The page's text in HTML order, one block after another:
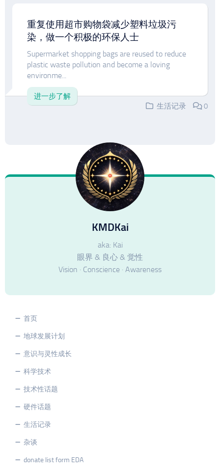
重复使用超市购物袋减少塑料垃圾污
染，做一个积极的环保人士
Supermarket shopping bags are reused to reduce
plastic waste pollution and become a loving
environme...
进一步了解
生活记录
0
KMDKai
aka: Kai
眼界 & 良心 & 觉性
Vision · Conscience · Awareness
首页
地球发展计划
意识与灵性成长
科学技术
技术性话题
硬件话题
生活记录
杂谈
donate list form EDA